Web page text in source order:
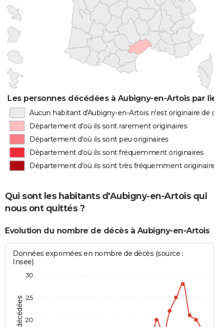
Les personnes décédées à Aubigny-en-Artois par
Aucun habitant d'Aubigny-en-Artois n'est originaire de
Département d'où ils sont rarement originaires
Département d'où ils sont peu originaires
Département d'où ils sont fréquemment originaires
Département d'où ils sont très fréquemment originaires
Qui sont les habitants d'Aubigny-en-Artois qui
nous ont quittés ?
Evolution du nombre de décès à Aubigny-en-Artois
Données exprimées en nombre de décès (source :
Insee)
20
25
30